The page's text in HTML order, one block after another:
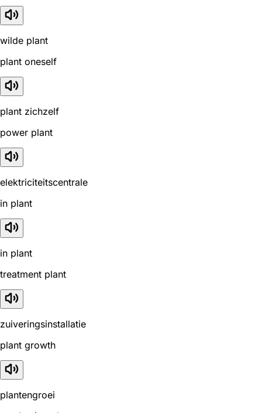
wilde plant
plant oneself
plant zichzelf
power plant
elektriciteitscentrale
in plant
in plant
treatment plant
zuiveringsinstallatie
plant growth
plantengroei